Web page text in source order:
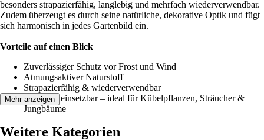
besonders strapazierfähig, langlebig und mehrfach wiederverwendbar.
Zudem überzeugt es durch seine natürliche, dekorative Optik und fügt
sich harmonisch in jedes Gartenbild ein.
Vorteile auf einen Blick
Zuverlässiger Schutz vor Frost und Wind
Atmungsaktiver Naturstoff
Strapazierfähig & wiederverwendbar
Vielseitig einsetzbar – ideal für Kübelpflanzen, Sträucher &
Jungbäume
Mehr anzeigen
Weitere Kategorien